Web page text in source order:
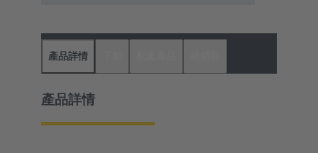
產品詳情
產品詳情